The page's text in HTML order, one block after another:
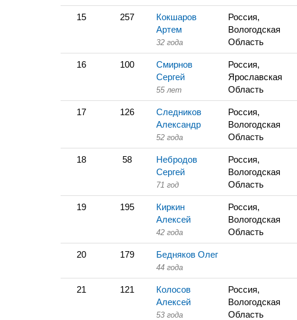
15 257
Кокшаров
Артем
32 года
Россия,
Вологодская
Область
16 100
Смирнов
Сергей
55 лет
Россия,
Ярославская
Область
17 126
Следников
Александр
52 года
Россия,
Вологодская
Область
18 58
Небродов
Сергей
71 год
Россия,
Вологодская
Область
19 195
Киркин
Алексей
42 года
Россия,
Вологодская
Область
20 179 Бедняков Олег
44 года
21 121
Колосов
Алексей
53 года
Россия,
Вологодская
Область